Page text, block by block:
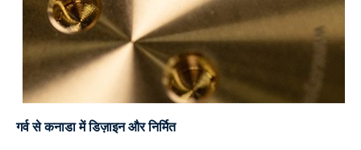
गर्व से कनाडा में डिज़ाइन और निर्मित